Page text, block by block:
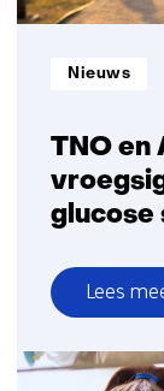
TNO en
glucose
Nieuws
Lees
over
TNO
en